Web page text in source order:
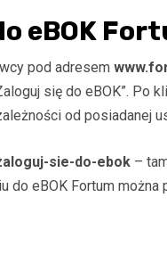
eBOK
pod adresem
się do eBOK”. Po
od posiadanej
sie-do-ebok –
do eBOK Fortum